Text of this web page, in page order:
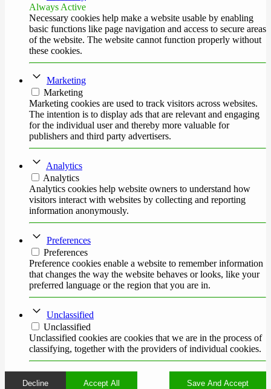
Always Active
Necessary cookies help make a website usable by enabling
basic functions like page navigation and access to secure areas
of the website. The website cannot function properly without
these cookies.
Marketing
Marketing
Marketing cookies are used to track visitors across websites.
The intention is to display ads that are relevant and engaging
for the individual user and thereby more valuable for
publishers and third party advertisers.
Analytics
Analytics
Analytics cookies help website owners to understand how
visitors interact with websites by collecting and reporting
information anonymously.
Preferences
Preferences
Preference cookies enable a website to remember information
that changes the way the website behaves or looks, like your
preferred language or the region that you are in.
Unclassified
Unclassified
Unclassified cookies are cookies that we are in the process of
classifying, together with the providers of individual cookies.
Decline Accept All Save And Accept